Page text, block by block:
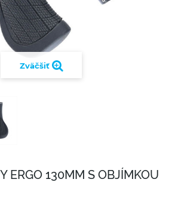
Zväčšiť
ERGO 130MM S OBJÍMKOU